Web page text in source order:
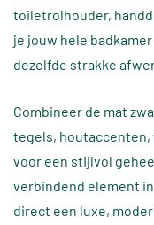
toiletrolhouder,
je jouw hele
dezelfde strakke
Combineer de mat
tegels,
voor een stijlvol
verbindend element
direct een luxe,